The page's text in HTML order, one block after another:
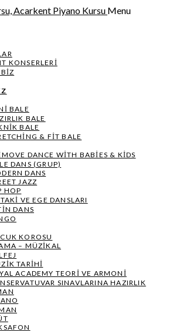
Menu
KONSERLERİ
BALE
BALE
BALE
& FIT BALE
DANCE WITH BABIES & KIDS
DANS (GRUP)
DANS
JAZZ
HOP
VE EGE DANSLARI
DANS
KOROSU
– MÜZIKAL
TARIHI
ACADEMY TEORI VE ARMONI
SINAVLARINA HAZIRLIK